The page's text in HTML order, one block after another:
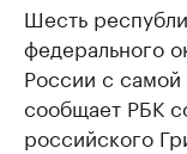
Шесть
федерального
России с
сообщает РБК
российского